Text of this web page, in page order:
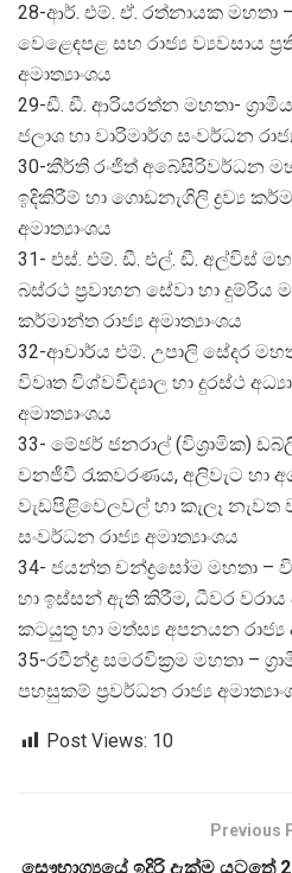
28-ආර්. එම්. ඒ. රත්නායක මහතා –
වෙළෙඳපළ සහ රාජ්‍ය ව්‍යවසාය
අමාත්‍යාංශය
29-ඩී. ඩී. ආරියරත්න මහතා-
ජලාශ හා වාරිමාර්ග සංවර්ධන
30-කීර්ති රංජිත් අබේසිරිවර්ධන
ඉදිකිරීම් හා ගොඩනැගිලි ද්‍රව්‍ය
අමාත්‍යාංශය
31- එස්. එම්. ඩී. එල්. ඩී. අල්විස්
බස්රථ ප්‍රවාහන සේවා හා දුම්රිය
කර්මාන්ත රාජ්‍ය අමාත්‍යාංශය
32-ආචාර්ය එම්. උපාලි සේදර
විවෘත විශ්වවිද්‍යාල හා දුරස්ථ
අමාත්‍යාංශය
33- මේජර් ජනරාල් (විශ්‍රාමික)
වනජීවී රැකවරණය, අලිවැට හා
වැඩපිළිවෙලවල් හා කැලෑ
සංවර්ධන රාජ්‍ය අමාත්‍යාංශය
34- ජයන්ත චන්ද්‍රසෝම මහතා –
හා ඉස්සන් ඇති කිරීම, ධීවර
කටයුතු හා මත්ස්‍ය අපනයන රාජ්‍ය
35-රවීන්ද්‍ර සමරවික්‍රම මහතා –
පහසුකම් ප්‍රවර්ධන රාජ්‍ය
Post Views: 10
Previous
සෞභාග්‍යයේ ඉදිරි දැක්ම යටතේ